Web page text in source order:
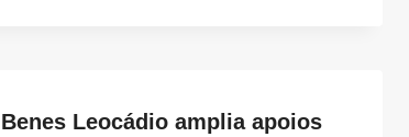
Benes Leocádio amplia apoios